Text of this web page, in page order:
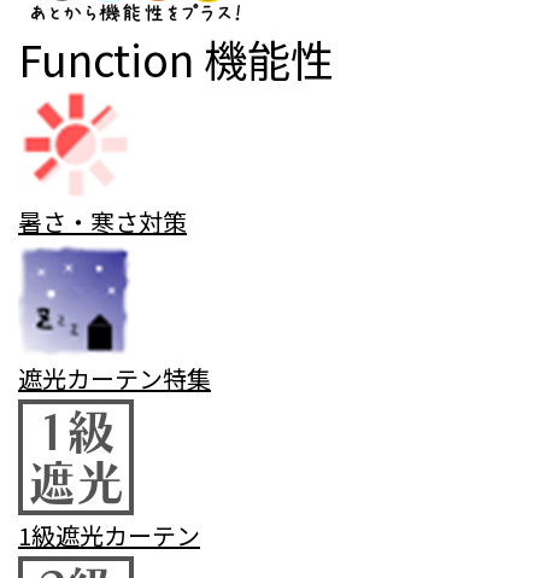
Function 機能性
暑さ・寒さ対策
遮光カーテン特集
1級遮光カーテン